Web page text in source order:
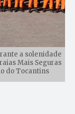
a solenidade
Mais Seguras
do Tocantins